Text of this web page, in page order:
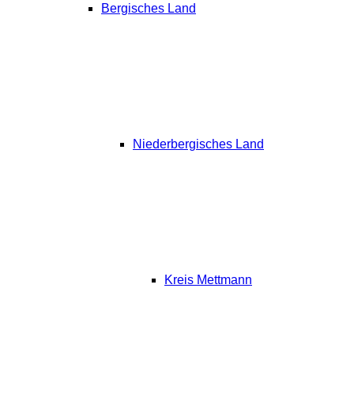
Bergisches Land
Niederbergisches Land
Kreis Mettmann